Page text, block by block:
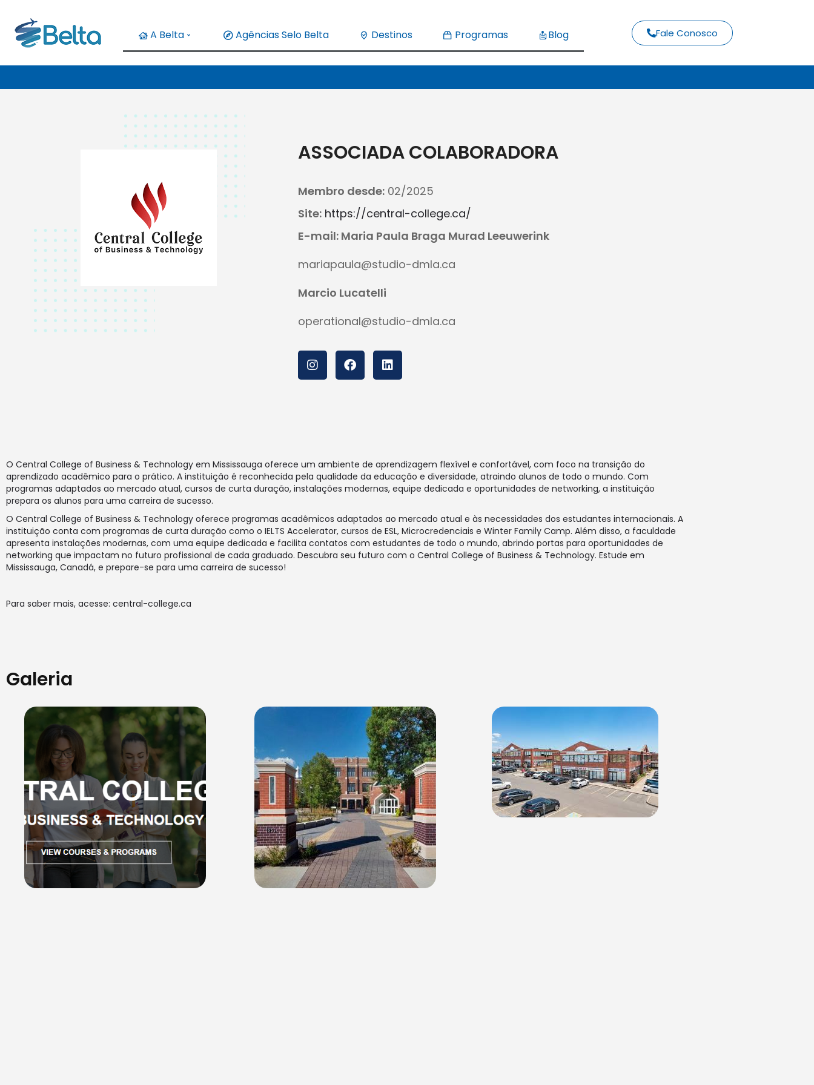
A Belta Agências Selo Belta Destinos Programas Blog Fale Conosco
ASSOCIADA COLABORADORA
Membro desde:02/2025
Site:https://central-college.ca/
E-mail: Maria Paula Braga Murad Leeuwerink
mariapaula@studio-dmla.ca
Marcio Lucatelli
operational@studio-dmla.ca
O Central College of Business & Technology em Mississauga oferece um ambiente de aprendizagem flexível e confortável, com foco na transição do
aprendizado acadêmico para o prático. A instituição é reconhecida pela qualidade da educação e diversidade, atraindo alunos de todo o mundo. Com
programas adaptados ao mercado atual, cursos de curta duração, instalações modernas, equipe dedicada e oportunidades de networking, a instituição
prepara os alunos para uma carreira de sucesso.
O Central College of Business & Technology oferece programas acadêmicos adaptados ao mercado atual e às necessidades dos estudantes internacionais. A
instituição conta com programas de curta duração como o IELTS Accelerator, cursos de ESL, Microcredenciais e Winter Family Camp. Além disso, a faculdade
apresenta instalações modernas, com uma equipe dedicada e facilita contatos com estudantes de todo o mundo, abrindo portas para oportunidades de
networking que impactam no futuro profissional de cada graduado. Descubra seu futuro com o Central College of Business & Technology. Estude em
Mississauga, Canadá, e prepare-se para uma carreira de sucesso!
Para saber mais, acesse: central-college.ca
Galeria